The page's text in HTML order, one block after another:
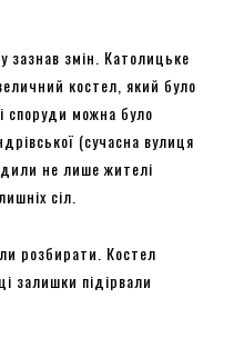
зазнав змін. Католицьке
костел, який було
споруди можна було
(сучасна вулиця
не лише жителі
сіл.
розбирати. Костел
залишки підірвали